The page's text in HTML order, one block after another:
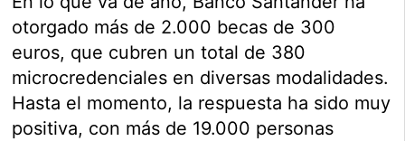
otorgado más de 2.000 becas de 300
euros, que cubren un total de 380
microcredenciales en diversas modalidades.
Hasta el momento, la respuesta ha sido muy
positiva, con más de 19.000 personas